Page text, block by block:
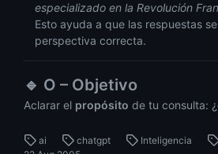
especializado en la Revolución
Esto ayuda a que las respuestas
perspectiva correcta.
🔹 O – Objetivo
Aclarar el propósito de tu consulta:
ai chatgpt Inteligencia